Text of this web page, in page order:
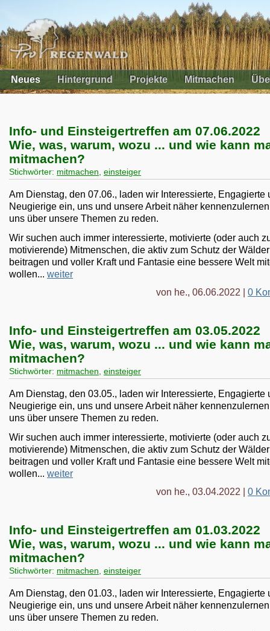
Neues Hintergrund Projekte Mitmachen
Info- und Einsteigertreffen am 07.06.2022
Wie, was, warum, wozu ... und wie kann
mitmachen?
Stichwörter: mitmachen, einsteiger
Am Dienstag, den 07.06., laden wir Interessierte, Engagierte
Neugierige ein, uns und unsere Arbeit näher
uns über unsere Themen zu reden.
Wir suchen auch immer interessierte, motivierte (oder auch
motivierende) Mitmenschen, die aktiv zum Schutz der Wälder
beitragen und voller Kraft und Fantasie eine bessere Welt
wollen... weiter
von he., 06.06.2022 | 0
Info- und Einsteigertreffen am 03.05.2022
Wie, was, warum, wozu ... und wie kann
mitmachen?
Stichwörter: mitmachen einsteiger
Am Dienstag, den 03.05., laden wir Interessierte, Engagierte
Neugierige ein, uns und unsere Arbeit näher
uns über unsere Themen zu reden.
Wir suchen auch immer interessierte, motivierte (oder auch
motivierende) Mitmenschen, die aktiv zum Schutz der Wälder
beitragen und voller Kraft und Fantasie eine bessere Welt
wollen... weiter
von he., 03.04.2022 | 0
Info- und Einsteigertreffen am 01.03.2022
Wie, was, warum, wozu ... und wie kann
mitmachen?
Stichwörter: mitmachen einsteiger
Am Dienstag, den 01.03., laden wir Interessierte, Engagierte
Neugierige ein, uns und unsere Arbeit näher
uns über unsere Themen zu reden.